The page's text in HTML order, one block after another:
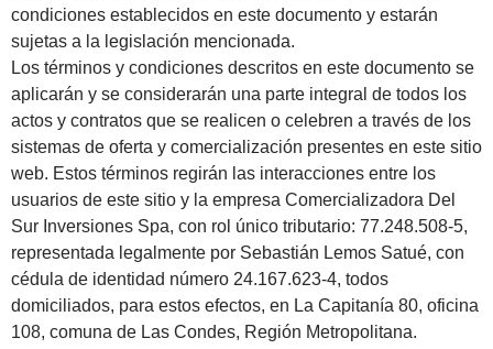
condiciones establecidos en este documento y estarán
sujetas a la legislación mencionada.
Los términos y condiciones descritos en este documento se
aplicarán y se considerarán una parte integral de todos los
actos y contratos que se realicen o celebren a través de los
sistemas de oferta y comercialización presentes en este sitio
web. Estos términos regirán las interacciones entre los
usuarios de este sitio y la empresa Comercializadora Del
Sur Inversiones Spa, con rol único tributario: 77.248.508-5,
representada legalmente por Sebastián Lemos Satué, con
cédula de identidad número 24.167.623-4, todos
domiciliados, para estos efectos, en La Capitanía 80, oficina
108, comuna de Las Condes, Región Metropolitana.